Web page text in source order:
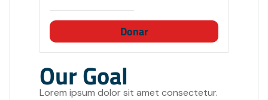
Donar
Our Goal
Lorem ipsum dolor sit amet consectetur.